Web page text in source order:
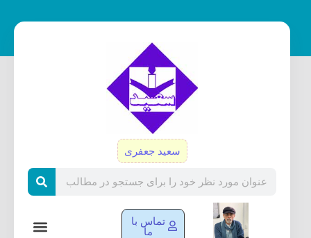
سعید جعفری
تماس با
ما